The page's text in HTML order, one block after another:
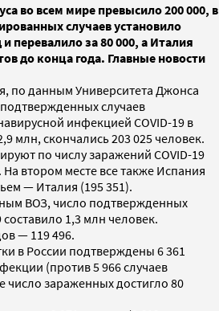
во всем мире превысило 200 000, в
случаев установило
перевалило за 80 000, а Италия
до конца года. Главные новости
по данным Университета Джонса
случаев
инфекцией COVID-19 в
млн, скончались 203 025 человек.
по числу заражений COVID-19
На втором месте все также Испания
— Италия (195 351).
ВОЗ, число подтвержденных
составило 1,3 млн человек.
— 119 496.
в России подтверждены 6 361
(против 5 966 случаев
число зараженных достигло 80